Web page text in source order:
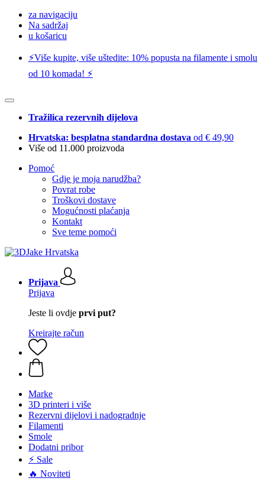
za navigaciju
Na sadržaj
u košaricu
⚡️Više kupite, više uštedite: 10% popusta na filamente i smolu
od 10 komada! ⚡️
Tražilica rezervnih dijelova
Hrvatska: besplatna standardna dostava od € 49,90
Više od 11.000 proizvoda
Pomoć
Gdje je moja narudžba?
Povrat robe
Troškovi dostave
Mogućnosti plaćanja
Kontakt
Sve teme pomoći
Prijava
Prijava
Jeste li ovdje prvi put?
Kreirajte račun
Marke
3D printeri i više
Rezervni dijelovi i nadogradnje
Filamenti
Smole
Dodatni pribor
⚡ Sale
🔥 Noviteti